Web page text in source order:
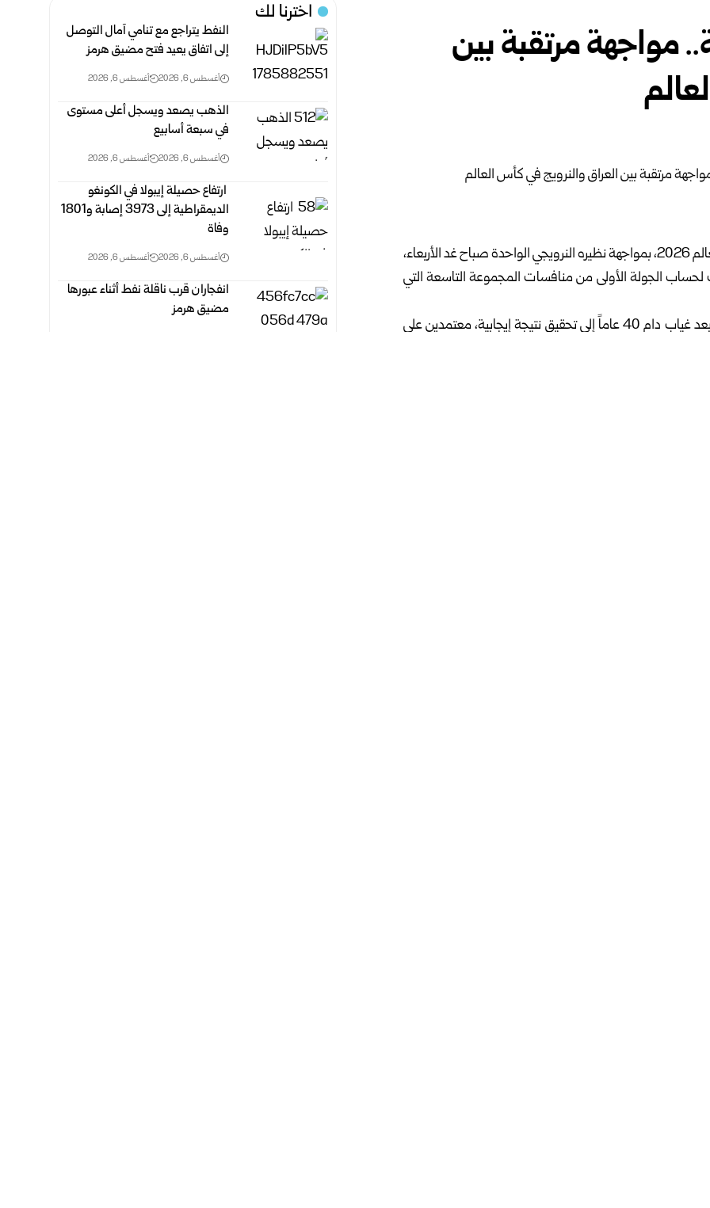
مواجهة مرتقبة بين
يبدأ المنتخب العراقي لكرة القدم مشواره في نهائيات كأس العالم 2026، بمواجهة نظيره النرويجي الواحدة صباح غد الأربعاء،
الجولة الأولى من منافسات المجموعة التاسعة التي
ويسعى “أسود الرافدين” في مستهل عودتهم إلى المونديال بعد غياب دام 40 عاماً إلى تحقيق نتيجة إيجابية، معتمدين على
اخترنا لك
النفط يتراجع مع تنامي آمال التوصل
إلى اتفاق يعيد فتح مضيق هرمز
أغسطس 6, 2026 أغسطس 6, 2026
الذهب يصعد ويسجل أعلى مستوى
في سبعة أسابيع
أغسطس 6, 2026 أغسطس 6, 2026
‏ ارتفاع حصيلة إيبولا في الكونغو
الديمقراطية إلى 3973 إصابة و1801
وفاة
أغسطس 6, 2026 أغسطس 6, 2026
انفجاران قرب ناقلة نفط أثناء عبورها
مضيق هرمز